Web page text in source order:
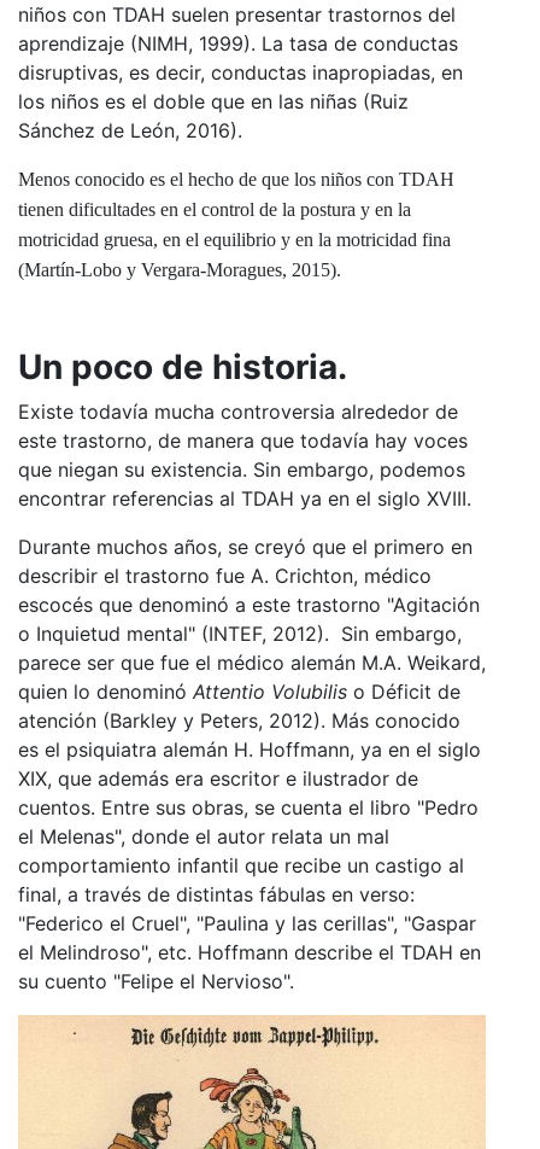
niños con TDAH suelen presentar trastornos del
aprendizaje (NIMH, 1999). La tasa de conductas
disruptivas, es decir, conductas inapropiadas, en
los niños es el doble que en las niñas (Ruiz
Sánchez de León, 2016).
Menos conocido es el hecho de que los niños con TDAH
tienen dificultades en el control de la postura y en la
motricidad gruesa, en el equilibrio y en la motricidad fina
(Martín-Lobo y Vergara-Moragues, 2015).
Un poco de historia.
Existe todavía mucha controversia alrededor de
este trastorno, de manera que todavía hay voces
que niegan su existencia. Sin embargo, podemos
encontrar referencias al TDAH ya en el siglo XVIII.
Durante muchos años, se creyó que el primero en
describir el trastorno fue A. Crichton, médico
escocés que denominó a este trastorno "Agitación
o Inquietud mental" (INTEF, 2012). Sin embargo,
parece ser que fue el médico alemán M.A. Weikard,
quien lo denominó Attentio Volubilis o Déficit de
atención (Barkley y Peters, 2012). Más conocido
es el psiquiatra alemán H. Hoffmann, ya en el siglo
XIX, que además era escritor e ilustrador de
cuentos. Entre sus obras, se cuenta el libro "Pedro
el Melenas", donde el autor relata un mal
comportamiento infantil que recibe un castigo al
final, a través de distintas fábulas en verso:
"Federico el Cruel", "Paulina y las cerillas", "Gaspar
el Melindroso", etc. Hoffmann describe el TDAH en
su cuento "Felipe el Nervioso".